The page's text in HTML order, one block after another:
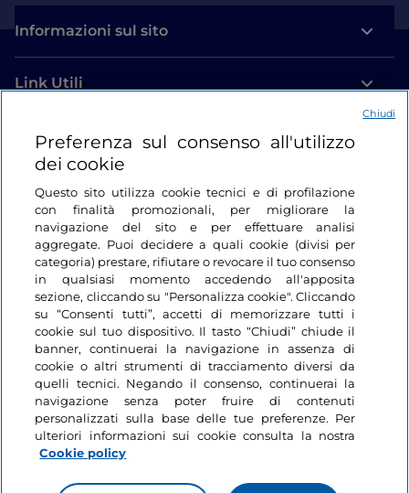
Informazioni sul sito
Link Utili
Login
Restiamo in contatto
Preferenza sul consenso all'utilizzo
dei cookie
Questo sito utilizza cookie tecnici e di profilazione
con finalità promozionali, per migliorare la
navigazione del sito e per effettuare analisi
aggregate. Puoi decidere a quali cookie (divisi per
categoria) prestare, rifiutare o revocare il tuo consenso
in qualsiasi momento accedendo all'apposita
sezione, cliccando su "Personalizza cookie". Cliccando
su “Consenti tutti”, accetti di memorizzare tutti i
cookie sul tuo dispositivo. Il tasto “Chiudi” chiude il
banner, continuerai la navigazione in assenza di
cookie o altri strumenti di tracciamento diversi da
quelli tecnici. Negando il consenso, continuerai la
navigazione senza poter fruire di contenuti
personalizzati sulla base delle tue preferenze. Per
ulteriori informazioni sui cookie consulta la nostra
Cookie policy
Chiudi